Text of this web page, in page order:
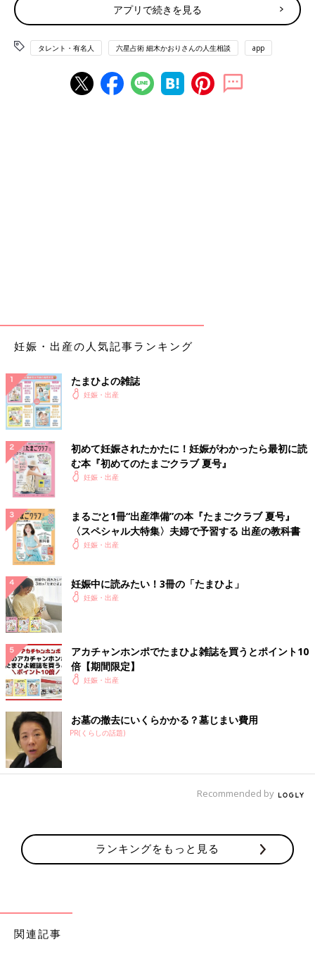
相談者 天王星人－
母 火星人（−）霊合星人
自分を知り、相手を知り、よりよい親子関係を築く
努力をしていって
す。
コントロールが難しく、お母様とのちょっとした言葉に傷つき、
思い詰めてしまうこともあるかもしれませんが、あまり神経質に
考えすぎないこと。
この先もぜひ六星占術をご活用いただきながら、自分を知り、相
手を知り、よりよい親子関係を築く努力をしていってほしいと思
います。
なお、相性の見方は家族以外も同じです。ぜひ周りの方との相性
細木かおり先生への相談を募集します！
ご自身のこと、子育てのこと、パートナーとのこと、ママ友との
こと、仕事のことなど、たまひよ読者皆さんの様々な悩みに対し
て、【六星占術】をもとに細木かおり先生からアドバイスをいた
だけます。いただいた相談内容から先生が選んだお悩みにアドバ
イスをいただき、たまひよの記事として公開される予定です。
※すべてのお悩みにお答えすることはできませんのでご了承くだ
さい。
※個人が特定できるような内容は入力しないでください。
167回
さまざまな世代の方に六星占術を人生にどう活
かしていくか伝えている細木かおりさん。読者
から寄せられた、いろいろな悩みにお答えいた
い？」というものです。
細木かおり先生
アプリで続きを見る
タレント・有名人 六星占術 細木かおりさんの人生相談 app
妊娠・出産の人気記事ランキング
たまひよの雑誌
妊娠・出産
初めて妊娠されたかたに！妊娠がわかったら最初に読
む本『初めてのたまごクラブ 夏号』
妊娠・出産
まるごと1冊“出産準備”の本『たまごクラブ 夏号』
〈スペシャル大特集〉夫婦で予習する 出産の教科書
妊娠・出産
妊娠中に読みたい！3冊の「たまひよ」
妊娠・出産
アカチャンホンポでたまひよ雑誌を買うとポイント10
倍【期間限定】
妊娠・出産
お墓の撤去にいくらかかる？墓じまい費用
PR(くらしの話題)
Recommended by
ランキングをもっと見る
関連記事